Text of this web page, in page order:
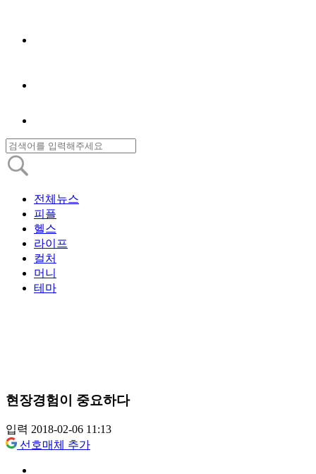
전체뉴스
피플
헬스
라이프
컬처
머니
테마
현장경험이 중요하다
입력 2018-02-06 11:13
선호매체 추가